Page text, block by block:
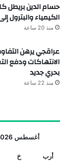
حسام الدين بريطل
الكيمياء والبترول
منذ 20 ساعة
عراقجي يرهن
الانتهاكات ودفع
بحري جديد
منذ 22 ساعة
أغسطس 2026
أرب خ